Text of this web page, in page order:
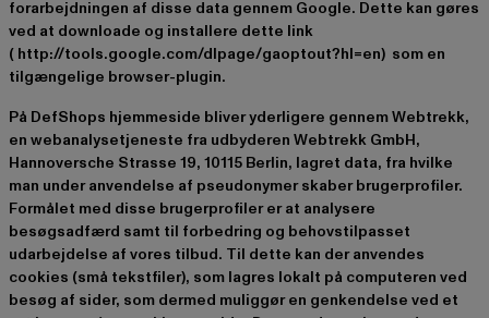
forarbejdningen af disse data gennem Google. Dette kan gøres
ved at downloade og installere dette link
( http://tools.google.com/dlpage/gaoptout?hl=en) som en
tilgængelige browser-plugin.
På DefShops hjemmeside bliver yderligere gennem Webtrekk,
en webanalysetjeneste fra udbyderen Webtrekk GmbH,
Hannoversche Strasse 19, 10115 Berlin, lagret data, fra hvilke
man under anvendelse af pseudonymer skaber brugerprofiler.
Formålet med disse brugerprofiler er at analysere
besøgsadfærd samt til forbedring og behovstilpasset
udarbejdelse af vores tilbud. Til dette kan der anvendes
cookies (små tekstfiler), som lagres lokalt på computeren ved
besøg af sider, som dermed muliggør en genkendelse ved et